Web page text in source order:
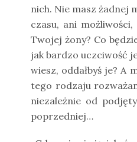
nich. Nie masz żadnej
czasu, ani
Twojej żony? Co
jak bardzo uczciwość
wiesz, oddałbyś je? A
tego rodzaju
niezależnie od
poprzedniej…